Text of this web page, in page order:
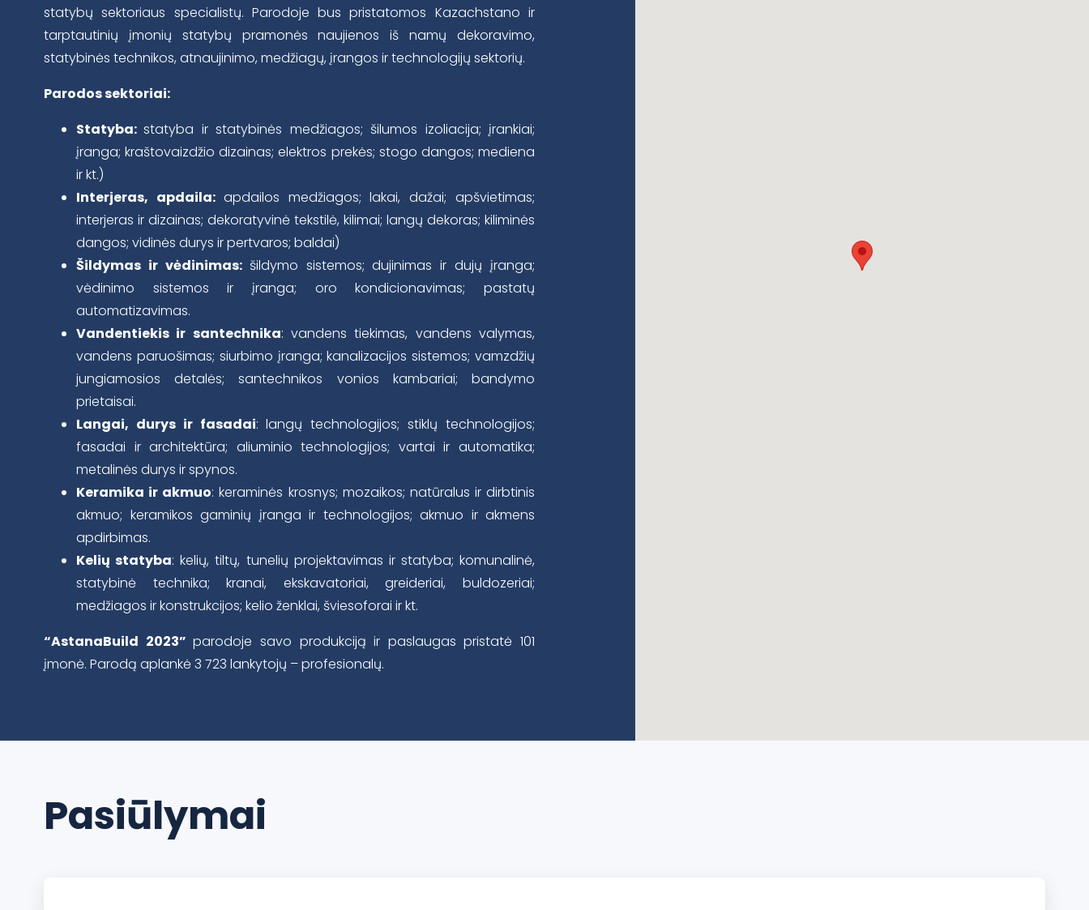
statybų sektoriaus specialistų. Parodoje bus pristatomos Kazachstano ir
tarptautinių įmonių statybų pramonės naujienos iš namų dekoravimo,
statybinės technikos, atnaujinimo, medžiagų, įrangos ir technologijų sektorių.
Parodos sektoriai:
Statyba:statyba ir statybinės medžiagos; šilumos izoliacija; įrankiai;
įranga; kraštovaizdžio dizainas; elektros prekės; stogo dangos; mediena
ir kt.)
Interjeras, apdaila: apdailos medžiagos; lakai, dažai; apšvietimas;
interjeras ir dizainas; dekoratyvinė tekstilė, kilimai; langų dekoras; kiliminės
dangos; vidinės durys ir pertvaros; baldai)
Šildymas ir vėdinimas: šildymo sistemos; dujinimas ir dujų įranga;
vėdinimo sistemos ir įranga; oro kondicionavimas; pastatų
automatizavimas.
Vandentiekis ir santechnika: vandens tiekimas, vandens valymas,
vandens paruošimas; siurbimo įranga; kanalizacijos sistemos; vamzdžių
jungiamosios detalės; santechnikos vonios kambariai; bandymo
prietaisai.
Langai, durys ir fasadai: langų technologijos; stiklų technologijos;
fasadai ir architektūra; aliuminio technologijos; vartai ir automatika;
metalinės durys ir spynos.
Keramika ir akmuo: keraminės krosnys; mozaikos; natūralus ir dirbtinis
akmuo; keramikos gaminių įranga ir technologijos; akmuo ir akmens
apdirbimas.
Kelių statyba: kelių, tiltų, tunelių projektavimas ir statyba; komunalinė,
statybinė technika; kranai, ekskavatoriai, greideriai, buldozeriai;
medžiagos ir konstrukcijos; kelio ženklai, šviesoforai ir kt.
“AstanaBuild 2023”parodoje savo produkciją ir paslaugas pristatė 101
įmonė. Parodą aplankė 3 723 lankytojų – profesionalų.
Pasiūlymai